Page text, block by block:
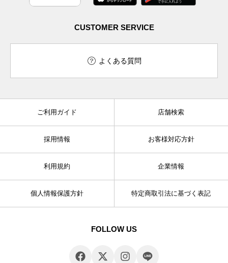
CUSTOMER SERVICE
よくある質問
ご利用ガイド 店舗検索
採用情報 お客様対応方針
利用規約 企業情報
個人情報保護方針 特定商取引法に基づく表記
FOLLOW US